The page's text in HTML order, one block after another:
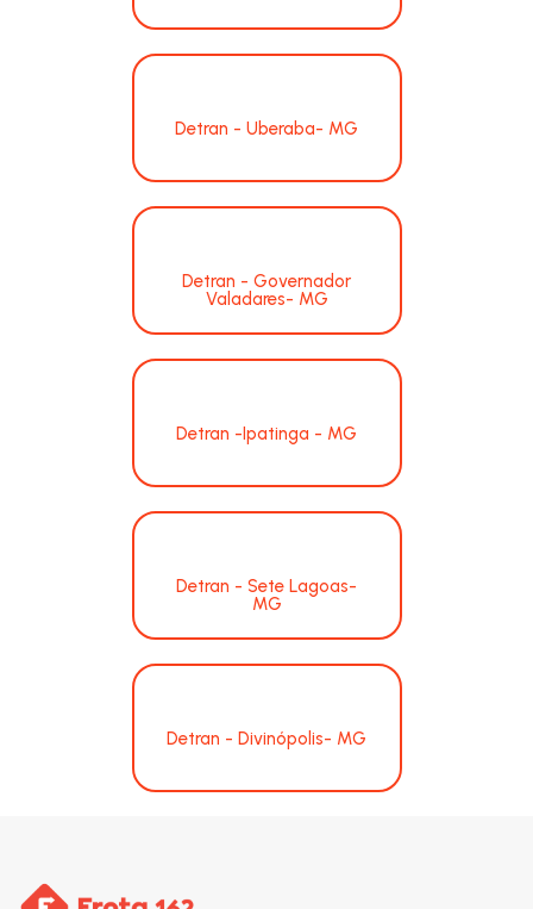
Detran - Uberaba- MG
Detran - Governador
Valadares- MG
Detran -Ipatinga - MG
Detran - Sete Lagoas-
MG
Detran - Divinópolis- MG